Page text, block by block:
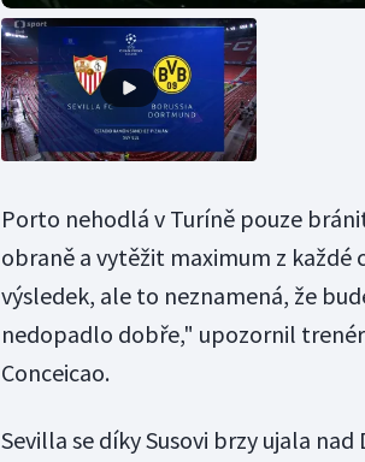
Porto nehodlá v Turíně pouze
obraně a vytěžit maximum z
výsledek, ale to neznamená, že
nedopadlo dobře," upozornil
Conceicao.
Sevilla se díky Susovi brzy ujala